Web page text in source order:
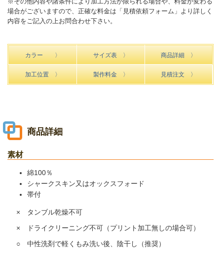
場合がございますので、正確な料金は「見積依頼フォーム」より詳しく
内容をご記入の上お問合わせ下さい。
カラー 〉 サイズ表 〉 商品詳細 〉
加工位置 〉 製作料金 〉 見積注文 〉
商品詳細
素材
綿100％
シャークスキン又はオックスフォード
帯付
× タンブル乾燥不可
× ドライクリーニング不可（プリント加工無しの場合可）
○ 中性洗剤で軽くもみ洗い後、陰干し（推奨）